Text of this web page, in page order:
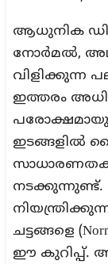
ആധുനിക
നോർമൽ,
വിളിക്കുന്ന
ഇത്തരം
ഇടങ്ങളിൽ
നടക്കുന്നുണ്ട്.
ചട്ടങ്ങളെ
ഈ കുറിപ്പ്.